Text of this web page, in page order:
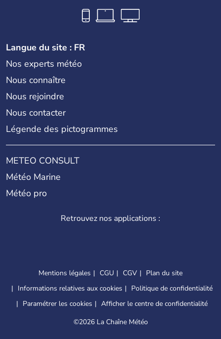
Langue du site : FR
Nos experts météo
Nous connaître
Nous rejoindre
Nous contacter
Légende des pictogrammes
METEO CONSULT
Météo Marine
Météo pro
Retrouvez nos applications :
Mentions légales CGU CGV
Plan du site
Informations relatives aux cookies
Politique de confidentialité
Paramétrer les cookies
Afficher le centre de confidentialité
©2026 La Chaîne Météo